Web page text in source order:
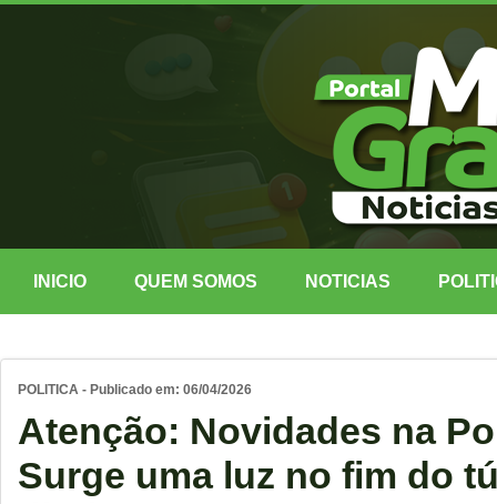
INICIO QUEM SOMOS NOTICIAS
POLITICA - Publicado em: 06/04/2026
Atenção: Novidades na
Surge uma luz no fim do